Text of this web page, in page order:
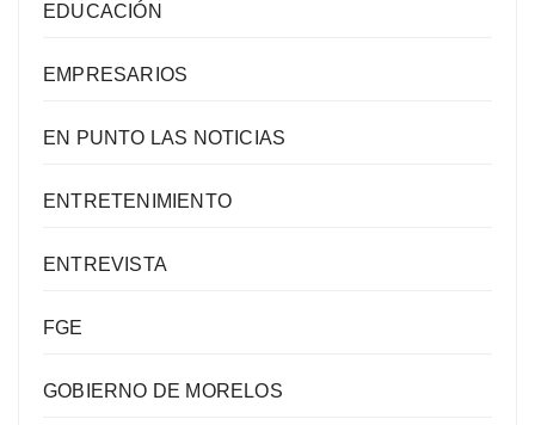
EDUCACIÓN
EMPRESARIOS
EN PUNTO LAS NOTICIAS
ENTRETENIMIENTO
ENTREVISTA
FGE
GOBIERNO DE MORELOS